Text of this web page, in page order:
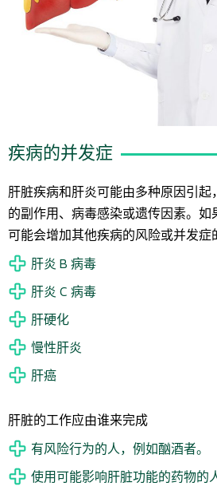
疾病的并发症
肝脏疾病和肝炎可能由多种原因引
的副作用、病毒感染或遗传因素。如
可能会增加其他疾病的风险或并发症
肝炎 B 病毒
肝炎 C 病毒
肝硬化
慢性肝炎
肝癌
肝脏的工作应由谁来完成
有风险行为的人，例如酗酒者。
使用可能影响肝脏功能的药物的